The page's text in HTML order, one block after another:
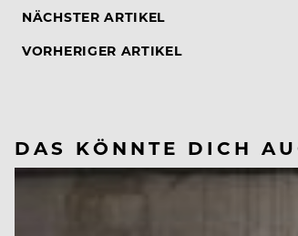
NÄCHSTER ARTIKEL
VORHERIGER ARTIKEL
DAS KÖNNTE DICH